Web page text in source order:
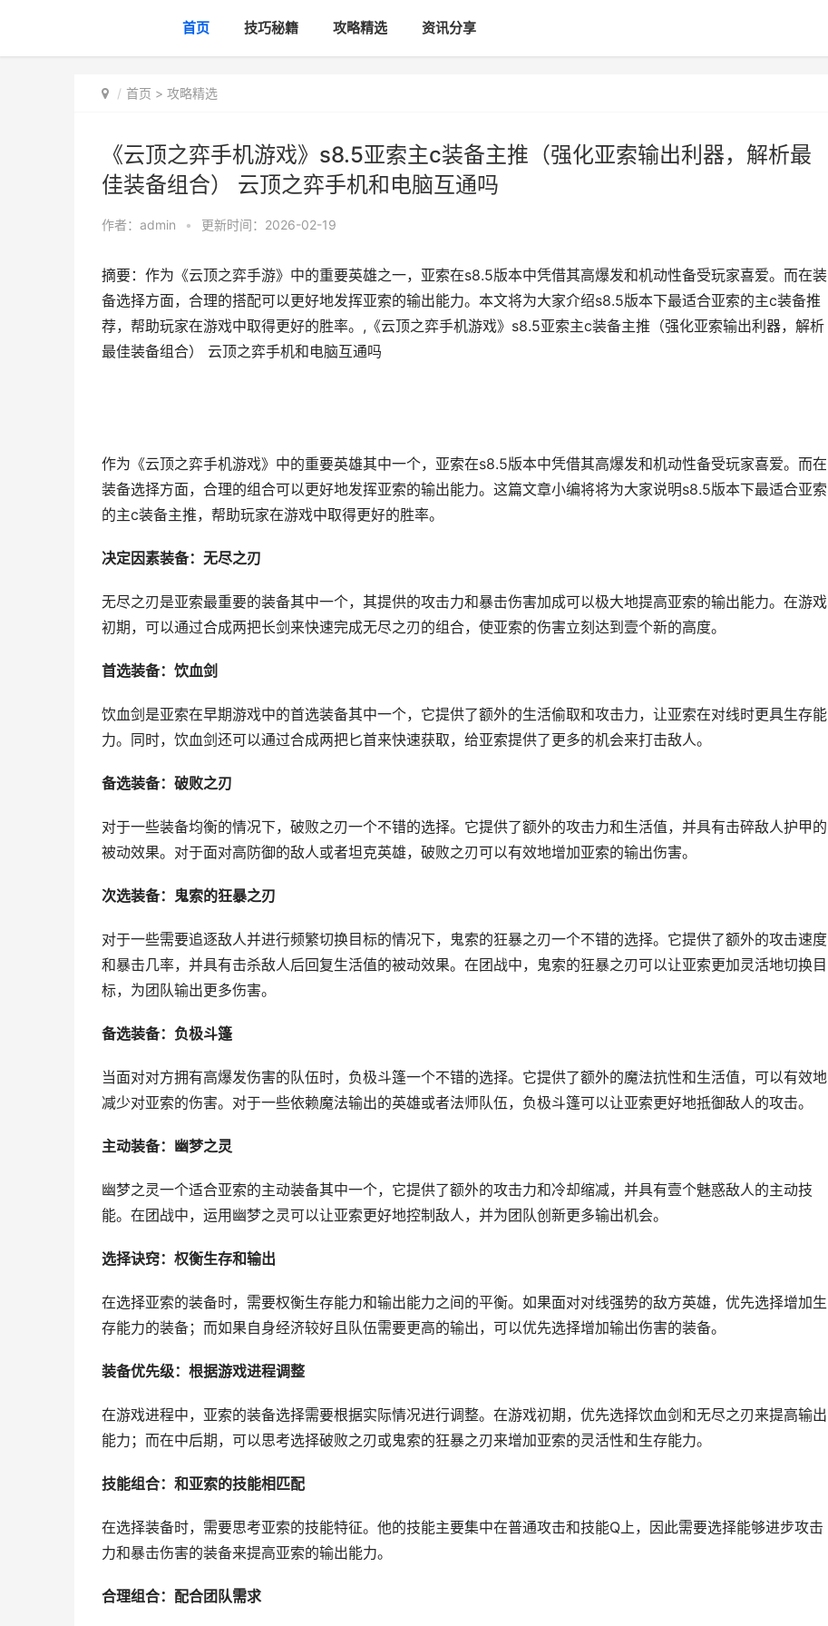
首页 技巧秘籍 攻略精选 资讯分享
首页 > 攻略精选
《云顶之弈手机游戏》s8.5亚索主c装备主推（强化亚索输出利器，解析最
佳装备组合） 云顶之弈手机和电脑互通吗
作者： admin • 更新时间：2026-02-19
摘要：作为《云顶之弈手游》中的重要英雄之一，亚索在s8.5版本中凭借其高爆发和机动性备受玩家喜爱。而在装
备选择方面，合理的搭配可以更好地发挥亚索的输出能力。本文将为大家介绍s8.5版本下最适合亚索的主c装备推
荐，帮助玩家在游戏中取得更好的胜率。,《云顶之弈手机游戏》s8.5亚索主c装备主推（强化亚索输出利器，解析
最佳装备组合） 云顶之弈手机和电脑互通吗
作为《云顶之弈手机游戏》中的重要英雄其中一个，亚索在s8.5版本中凭借其高爆发和机动性备受玩家喜爱。而在
装备选择方面，合理的组合可以更好地发挥亚索的输出能力。这篇文章小编将将为大家说明s8.5版本下最适合亚索
的主c装备主推，帮助玩家在游戏中取得更好的胜率。
决定因素装备：无尽之刃
无尽之刃是亚索最重要的装备其中一个，其提供的攻击力和暴击伤害加成可以极大地提高亚索的输出能力。在游戏
初期，可以通过合成两把长剑来快速完成无尽之刃的组合，使亚索的伤害立刻达到壹个新的高度。
首选装备：饮血剑
饮血剑是亚索在早期游戏中的首选装备其中一个，它提供了额外的生活偷取和攻击力，让亚索在对线时更具生存能
力。同时，饮血剑还可以通过合成两把匕首来快速获取，给亚索提供了更多的机会来打击敌人。
备选装备：破败之刃
对于一些装备均衡的情况下，破败之刃一个不错的选择。它提供了额外的攻击力和生活值，并具有击碎敌人护甲的
被动效果。对于面对高防御的敌人或者坦克英雄，破败之刃可以有效地增加亚索的输出伤害。
次选装备：鬼索的狂暴之刃
对于一些需要追逐敌人并进行频繁切换目标的情况下，鬼索的狂暴之刃一个不错的选择。它提供了额外的攻击速度
和暴击几率，并具有击杀敌人后回复生活值的被动效果。在团战中，鬼索的狂暴之刃可以让亚索更加灵活地切换目
标，为团队输出更多伤害。
备选装备：负极斗篷
当面对对方拥有高爆发伤害的队伍时，负极斗篷一个不错的选择。它提供了额外的魔法抗性和生活值，可以有效地
减少对亚索的伤害。对于一些依赖魔法输出的英雄或者法师队伍，负极斗篷可以让亚索更好地抵御敌人的攻击。
主动装备：幽梦之灵
幽梦之灵一个适合亚索的主动装备其中一个，它提供了额外的攻击力和冷却缩减，并具有壹个魅惑敌人的主动技
能。在团战中，运用幽梦之灵可以让亚索更好地控制敌人，并为团队创新更多输出机会。
选择诀窍：权衡生存和输出
在选择亚索的装备时，需要权衡生存能力和输出能力之间的平衡。如果面对对线强势的敌方英雄，优先选择增加生
存能力的装备；而如果自身经济较好且队伍需要更高的输出，可以优先选择增加输出伤害的装备。
装备优先级：根据游戏进程调整
在游戏进程中，亚索的装备选择需要根据实际情况进行调整。在游戏初期，优先选择饮血剑和无尽之刃来提高输出
能力；而在中后期，可以思考选择破败之刃或鬼索的狂暴之刃来增加亚索的灵活性和生存能力。
技能组合：和亚索的技能相匹配
在选择装备时，需要思考亚索的技能特征。他的技能主要集中在普通攻击和技能Q上，因此需要选择能够进步攻击
力和暴击伤害的装备来提高亚索的输出能力。
合理组合：配合团队需求